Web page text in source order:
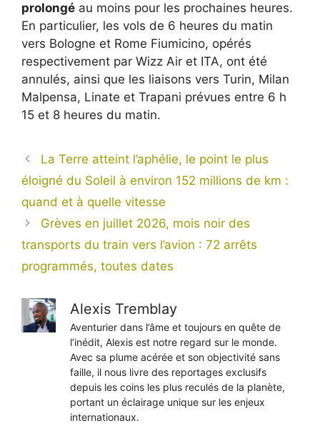
prolongé au moins pour les prochaines heures.
En particulier, les vols de 6 heures du matin
vers Bologne et Rome Fiumicino, opérés
respectivement par Wizz Air et ITA, ont été
annulés, ainsi que les liaisons vers Turin, Milan
Malpensa, Linate et Trapani prévues entre 6 h
15 et 8 heures du matin.
La Terre atteint l’aphélie, le point le plus
éloigné du Soleil à environ 152 millions de km :
quand et à quelle vitesse
Grèves en juillet 2026, mois noir des
transports du train vers l’avion : 72 arrêts
programmés, toutes dates
Alexis Tremblay
Aventurier dans l’âme et toujours en quête de
l’inédit, Alexis est notre regard sur le monde.
Avec sa plume acérée et son objectivité sans
faille, il nous livre des reportages exclusifs
depuis les coins les plus reculés de la planète,
portant un éclairage unique sur les enjeux
internationaux.